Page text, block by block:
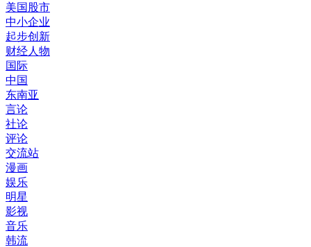
美国股市
中小企业
起步创新
财经人物
国际
中国
东南亚
言论
社论
评论
交流站
漫画
娱乐
明星
影视
音乐
韩流